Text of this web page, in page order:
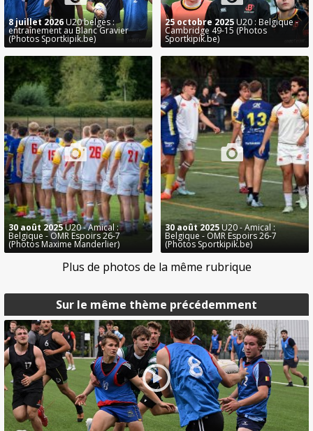
Sur le même thème précédemment
8 juillet 2026 U20 belges :
entraînement au Blanc Gravier
(Photos Sportkipik.be)
25 octobre 2025U20 : Belgique -
Cambridge 49-15 (Photos
Sportkipik.be)
30 août 2025U20 - Amical :
Belgique - OMR Espoirs 26-7
(Photos Maxime Manderlier)
30 août 2025U20 - Amical :
Belgique - OMR Espoirs 26-7
(Photos Sportkipik.be)
Plus de photos de la même rubrique